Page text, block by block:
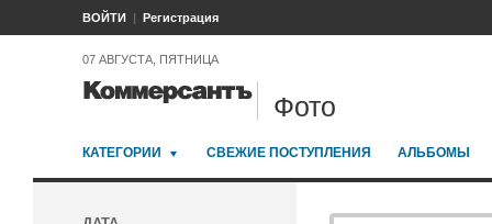
ВОЙТИ Регистрация
07 АВГУСТА, ПЯТНИЦА
Фото
КАТЕГОРИИ СВЕЖИЕ ПОСТУПЛЕНИЯ АЛЬБОМЫ